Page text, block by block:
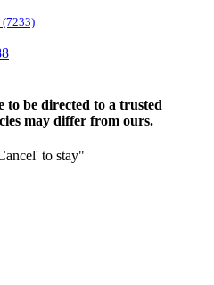
(7233)
to be directed to a trusted
may differ from ours.
to stay"